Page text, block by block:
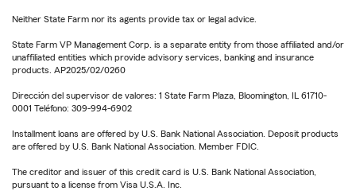
Neither State Farm nor its agents provide tax or legal advice.
State Farm VP Management Corp. is a separate entity from those affiliated and/or
unaffiliated entities which provide advisory services, banking and insurance
products. AP2025/02/0260
Dirección del supervisor de valores: 1 State Farm Plaza, Bloomington, IL 61710-
0001 Teléfono: 309-994-6902
Installment loans are offered by U.S. Bank National Association. Deposit products
are offered by U.S. Bank National Association. Member FDIC.
The creditor and issuer of this credit card is U.S. Bank National Association,
pursuant to a license from Visa U.S.A. Inc.